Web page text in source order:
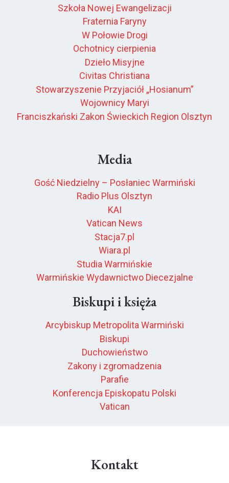
Szkoła Nowej Ewangelizacji
Fraternia Faryny
W Połowie Drogi
Ochotnicy cierpienia
Dzieło Misyjne
Civitas Christiana
Stowarzyszenie Przyjaciół „Hosianum”
Wojownicy Maryi
Franciszkański Zakon Świeckich Region Olsztyn
Media
Gość Niedzielny – Posłaniec Warmiński
Radio Plus Olsztyn
KAI
Vatican News
Stacja7.pl
Wiara.pl
Studia Warmińskie
Warmińskie Wydawnictwo Diecezjalne
Biskupi i księża
Arcybiskup Metropolita Warmiński
Biskupi
Duchowieństwo
Zakony i zgromadzenia
Parafie
Konferencja Episkopatu Polski
Vatican
Kontakt